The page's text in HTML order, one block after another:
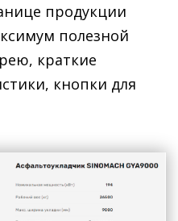
продукции
полезной
краткие
кнопки для